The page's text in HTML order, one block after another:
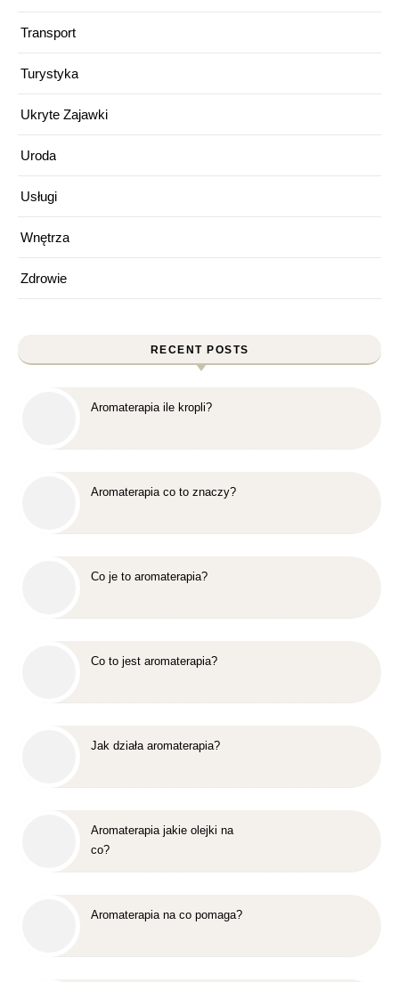
Transport
Turystyka
Ukryte Zajawki
Uroda
Usługi
Wnętrza
Zdrowie
RECENT POSTS
Aromaterapia ile kropli?
Aromaterapia co to znaczy?
Co je to aromaterapia?
Co to jest aromaterapia?
Jak działa aromaterapia?
Aromaterapia jakie olejki na
co?
Aromaterapia na co pomaga?